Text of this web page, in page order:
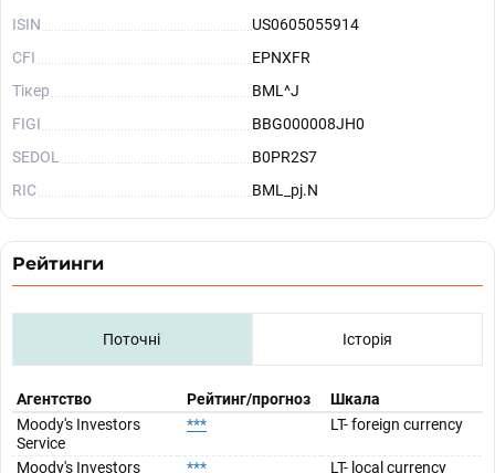
ISIN
US0605055914
CFI
EPNXFR
Тікер
BML^J
FIGI
BBG000008JH0
SEDOL
B0PR2S7
RIC
BML_pj.N
Рейтинги
Поточні Історія
Агентство Рейтинг/прогноз
Шкала
Moody's Investors
Service
*** LT- foreign currency
Moody's Investors *** LT- local currency